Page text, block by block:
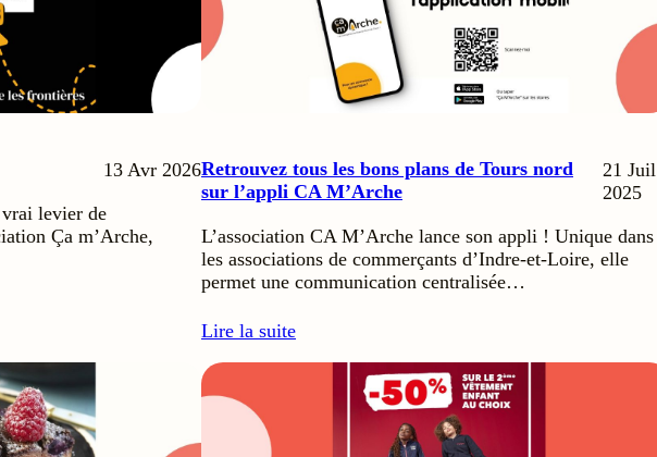
13 Avr 2026
levier de
Ça m’Arche,
Retrouvez tous les bons plans de Tours nord
sur l’appli CA M’Arche
21 Juil
2025
L’association CA M’Arche lance son appli ! Unique dans
les associations de commerçants d’Indre-et-Loire, elle
permet une communication centralisée…
Lire la suite